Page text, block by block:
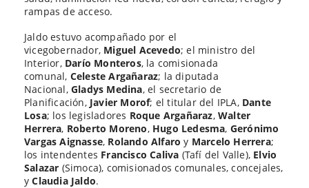
rampas de acceso.
Jaldo estuvo acompañado por el
vicegobernador, Miguel Acevedo; el ministro del
Interior, Darío Monteros, la comisionada
comunal, Celeste Argañaraz; la diputada
Nacional, Gladys Medina, el secretario de
Planificación, Javier Morof; el titular del IPLA, Dante
Losa; los legisladores Roque Argañaraz,Walter
Herrera, Roberto Moreno, Hugo Ledesma, Gerónimo
Vargas Aignasse, Rolando Alfaro y Marcelo Herrera;
los intendentes Francisco Caliva (Tafí del Valle), Elvio
Salazar (Simoca), comisionados comunales, concejales,
yClaudia Jaldo.